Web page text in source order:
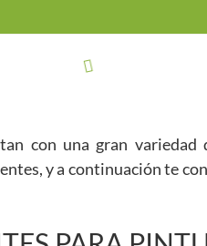
con una gran
y a continuación te